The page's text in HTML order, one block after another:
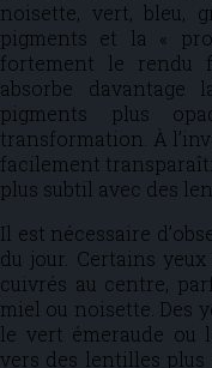
noisette, vert, bleu,
pigments et la «
fortement le rendu
absorbe davantage
pigments plus
transformation. À
facilement
plus subtil avec des
Il est nécessaire
du jour. Certains
cuivrés au centre,
miel ou noisette. Des
le vert émeraude ou
vers des lentilles plus